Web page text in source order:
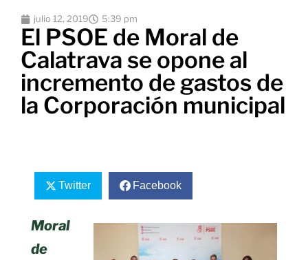
julio 12, 2019 5:39 pm
El PSOE de Moral de
Calatrava se opone al
incremento de gastos de
la Corporación municipal
Twitter Facebook
Moral
de